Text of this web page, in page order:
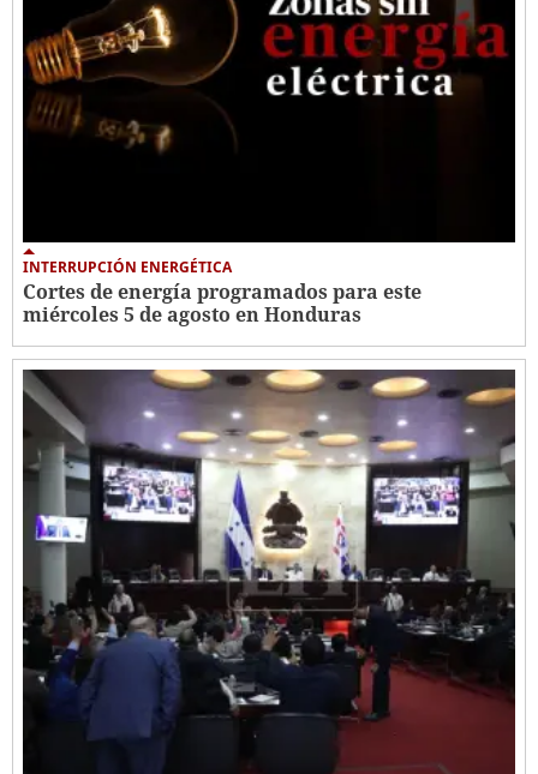
INTERRUPCIÓN ENERGÉTICA
Cortes de energía programados para este
miércoles 5 de agosto en Honduras